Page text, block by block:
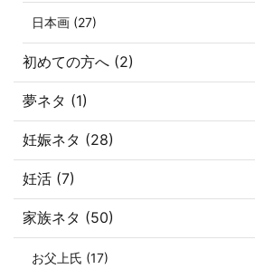
日本画 (27)
初めての方へ (2)
夢ネタ (1)
妊娠ネタ (28)
妊活 (7)
家族ネタ (50)
お父上氏 (17)